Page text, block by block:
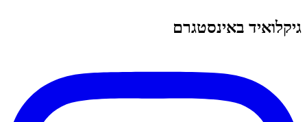
גיקלואיד באינסטגרם